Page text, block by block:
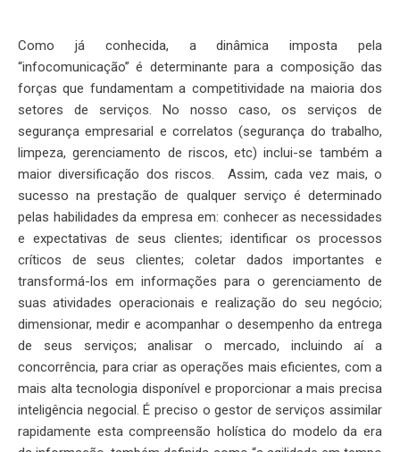
Como já conhecida, a dinâmica imposta pela
“infocomunicação” é determinante para a composição das
forças que fundamentam a competitividade na maioria dos
setores de serviços. No nosso caso, os serviços de
segurança empresarial e correlatos (segurança do trabalho,
limpeza, gerenciamento de riscos, etc) inclui-se também a
maior diversificação dos riscos. Assim, cada vez mais, o
sucesso na prestação de qualquer serviço é determinado
pelas habilidades da empresa em: conhecer as necessidades
e expectativas de seus clientes; identificar os processos
críticos de seus clientes; coletar dados importantes e
transformá-los em informações para o gerenciamento de
suas atividades operacionais e realização do seu negócio;
dimensionar, medir e acompanhar o desempenho da entrega
de seus serviços; analisar o mercado, incluindo aí a
concorrência, para criar as operações mais eficientes, com a
mais alta tecnologia disponível e proporcionar a mais precisa
inteligência negocial. É preciso o gestor de serviços assimilar
rapidamente esta compreensão holística do modelo da era